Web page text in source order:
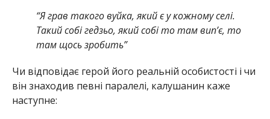
“Я грав такого вуйка, який є у кожному селі.
Такий собі гедзьо, який собі то там вип’є, то
там щось зробить”
Чи відповідає герой його реальній особистості і чи
він знаходив певні паралелі, калушанин каже
наступне: